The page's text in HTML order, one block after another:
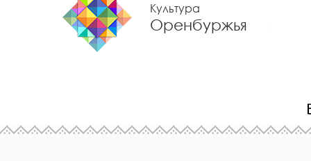
Культура
Оренбуржья